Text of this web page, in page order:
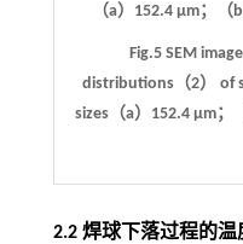
（a）152.4 μm；
Fig.5 SEM
distributions（2） of
sizes（a）152.4 μm；
2.2 焊球下落过程的温